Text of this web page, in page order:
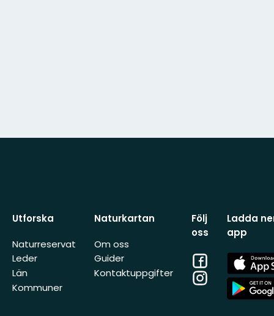
Utforska
Naturreservat
Leder
Län
Kommuner
Naturkartan
Om oss
Guider
Kontaktuppgifter
Följ
oss
Facebook
Instagram
Ladda
app
App
Store
App
Store